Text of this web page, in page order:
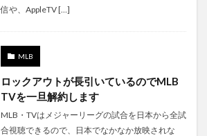
信や、AppleTV […]
MLB
ロックアウトが長引いているのでMLB
TVを一旦解約します
MLB・TVはメジャーリーグの試合を日本から全試
合視聴できるので、日本でなかなか放映されな